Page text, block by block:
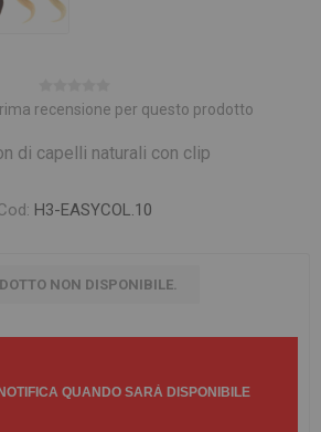
recensione per questo prodotto
di capelli naturali con clip
H3-EASYCOL.10
NON DISPONIBILE.